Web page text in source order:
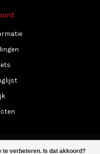
te verbeteren. Is dat akkoord?